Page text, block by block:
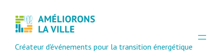
Créateur d'événements pour la transition énergétique